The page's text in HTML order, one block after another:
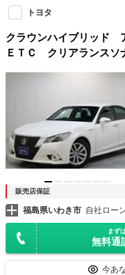
トヨタ
クラウンハイブリッド
ＥＴＣ クリアランス
バックカメラ ナビ ア
Ｄ ＣＶＴ スマートキ
販売店保証
福島県いわき市 自社ロー
まず
無料通
今あ